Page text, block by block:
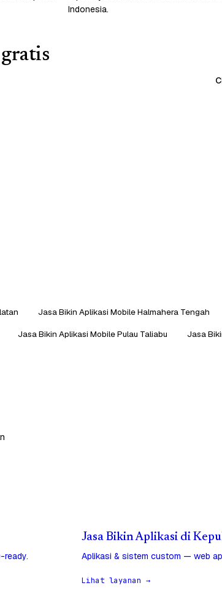
Indonesia.
Jasa Bikin Aplikasi Mobile Halmahera Tengah
Jasa Bikin Aplikasi Mobile Pulau Taliabu Jasa
ready.
Jasa Bikin Aplikasi di
Aplikasi & sistem custom — web
Lihat layanan →